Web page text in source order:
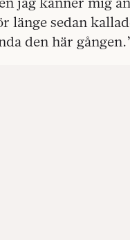
länge sedan
den här